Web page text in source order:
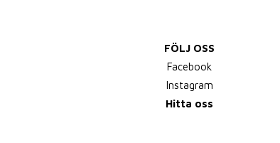
FÖLJ OSS
Facebook
Instagram
Hitta oss